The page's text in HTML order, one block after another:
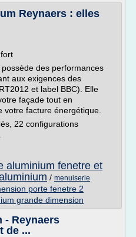
Reynaers : elles
des performances
aux exigences des
et label BBC). Elle
façade tout en
facture énergétique.
22 configurations
aluminium fenetre et
/ menuiserie
porte fenetre 2
grande dimension
- Reynaers
de ...